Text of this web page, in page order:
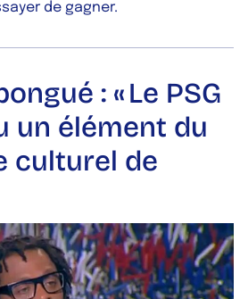
de gagner.
: « Le PSG
un élément du
culturel de